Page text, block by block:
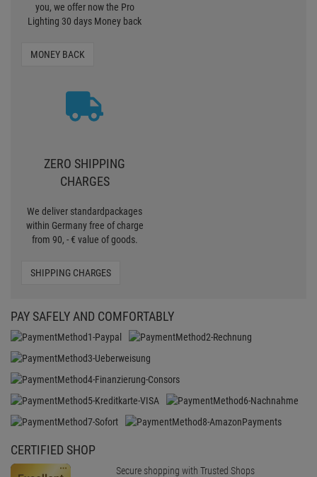
you, we offer now the Pro
Lighting 30 days Money back
MONEY BACK
ZERO SHIPPING
CHARGES
We deliver standardpackages
within Germany free of charge
from 90, - € value of goods.
SHIPPING CHARGES
PAY SAFELY AND COMFORTABLY
CERTIFIED SHOP
Secure shopping with Trusted Shops